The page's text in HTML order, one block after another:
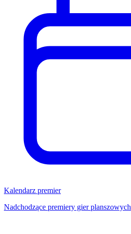
Kalendarz premier
Nadchodzące premiery gier planszowych